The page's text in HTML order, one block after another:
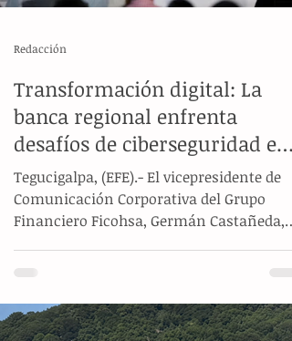
Transformación digital: La
banca regional enfrenta
desafíos de ciberseguridad e
inclusión en comunidades
alejadas
Tegucigalpa, (EFE).- El vicepresidente de
Comunicación Corporativa del Grupo
Financiero Ficohsa, Germán Castañeda,
integridad para incentivar el crecimiento
económico y social de la región. Durante
Redacción